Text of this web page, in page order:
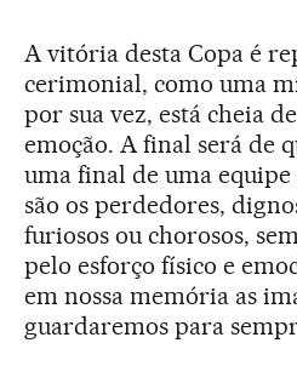
A vitória desta Copa é
cerimonial, como uma
por sua vez, está cheia
emoção. A final será de
uma final de uma equipe
são os perdedores,
furiosos ou chorosos,
pelo esforço físico e
em nossa memória as
guardaremos para